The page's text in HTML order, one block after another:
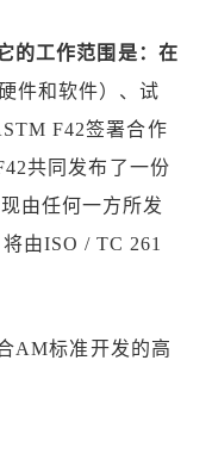
的工作范围是：在
件和软件）、试
F42签署合作
共同发布了一份
由任何一方所发
由ISO / TC 261
AM标准开发的高